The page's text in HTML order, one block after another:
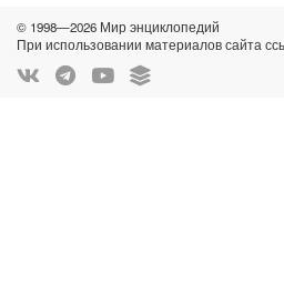
© 1998—2026 Мир энциклопедий
При использовании материалов сайта